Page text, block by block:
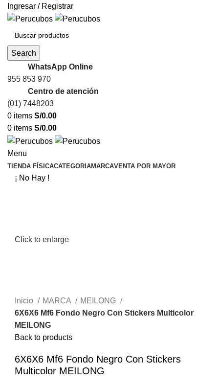
Ingresar / Registrar
Search
WhatsApp Online
955 853 970
Centro de atención
(01) 7448203
0 items S/0.00
0 items S/0.00
Menu
TIENDA FÍSICACATEGORIAMARCAVENTA POR MAYOR
¡ No Hay !
Click to enlarge
Inicio MARCA
MEILONG
6X6X6 Mf6 Fondo Negro Con Stickers Multicolor
MEILONG
Back to products
6X6X6 Mf6 Fondo Negro Con Stickers
Multicolor MEILONG